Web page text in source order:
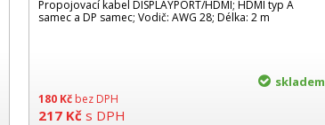
Propojovací kabel DISPLAYPORT/HDMI; HDMI typ A
samec a DP samec; Vodič: AWG 28; Délka: 2 m
180 Kč bez DPH
217 Kč s DPH
skladem